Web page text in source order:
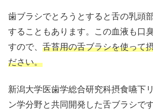
歯ブラシでとろうとすると舌の乳頭
することもあります。この血液も口
すので、 舌苔用の舌ブラシを使って
ださい。
新潟大学医歯学総合研究科摂食嚥下
ン学分野と共同開発した舌ブラシです